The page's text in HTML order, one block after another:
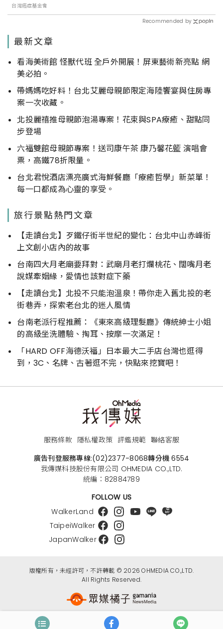
台灣癌症基金會
Recommended by
最新文章
看海美術館 怪獸代班 全戶外開展！屏東藝術新亮點 網
美必拍。
帶媽媽吃好料！台北艾麗母親節限定海陸饗宴與住房專
案一次收藏。
北投麗禧推母親節泡湯專案！花束與SPA療癒、甜點同
步登場
六福雙館母親節專案！送司康午茶 康乃馨花籃 演唱會
票，高鐵78折限量。
台北君悅酒店漂亮廣式海鮮餐廳「療癒哲學」新菜單！
每一口都成為心靈的享受。
旅行景點熱門文章
【走讀台北】歹鐵仔街半世紀的變化：台北中山赤峰街
上文創小店內的故事
台南四大月老廟要拜對：武廟月老打爛桃花、闊嘴月老
說媒牽姻緣，愛情也該對症下藥
【走讀台北】北投不只能泡溫泉！帶你走入舊北投的老
街巷弄，探索老台北的迷人風情
台南老派行程推薦：《東來高級理髮廳》傳統紳士小姐
的高級坐洗體驗、掏耳、按摩一次滿足！
「HARD OFF海德沃福」日本最大二手店台灣也逛得
到，3C、名牌、古著逛不完，快點來挖寶吧！
服務條款 隱私權政策 評鑑規範 聯絡客服
廣告刊登服務專線:(02)2377-8068轉分機 6554
我傳媒科技股份有限公司 OHMEDIA CO.,LTD.
統編：82884789
FOLLOW US
WalkerLand
TaipeiWalker
JapanWalker
版權所有，未經許可，不許轉載 © 2026 OHMEDIA CO.,LTD.
All Rights Reserved.